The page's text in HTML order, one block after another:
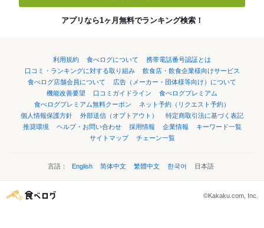
アプリなら1ヶ月無料でランキング検索！
利用規約 食べログについて
携帯電話番号認証とは
口コミ・ランキングに対する取り組み
飲食店・飲食企業様向けサービス
食べログ店舗会員について
広告（メーカー・団体様等向け）について
機能改善要望
口コミガイドライン
食べログプレミアム
食べログプレミアム無料クーポン
ネット予約（リクエスト予約）
個人情報保護方針
外部送信（オプトアウト）
特定商取引法に基づく表記
推奨環境
ヘルプ・お問い合わせ 採用情報 企業情報
キーワード一覧
サイトマップ
チェーン一覧
言語： English 简体中文 繁體中文 한국어 日本語
©Kakaku.com, Inc.